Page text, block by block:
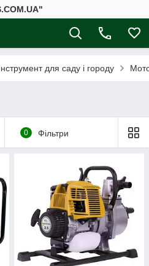
для саду і городу
0 Фільтри